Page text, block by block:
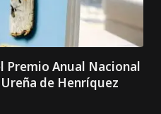
Premio Anual Nacional
de Henríquez